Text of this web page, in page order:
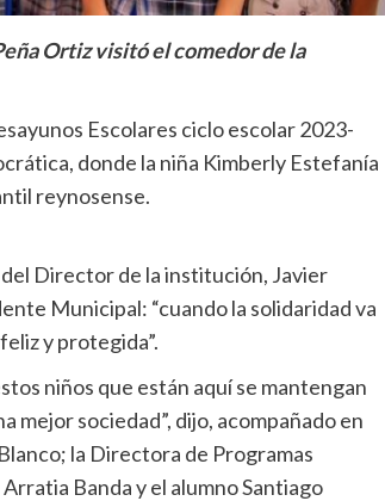
Ortiz visitó el comedor de la
Escolares ciclo escolar 2023-
donde la niña Kimberly Estefanía
reynosense.
Director de la institución, Javier
Municipal: “cuando la solidaridad va
y protegida”.
niños que están aquí se mantengan
mejor sociedad”, dijo, acompañado en
la Directora de Programas
Banda y el alumno Santiago